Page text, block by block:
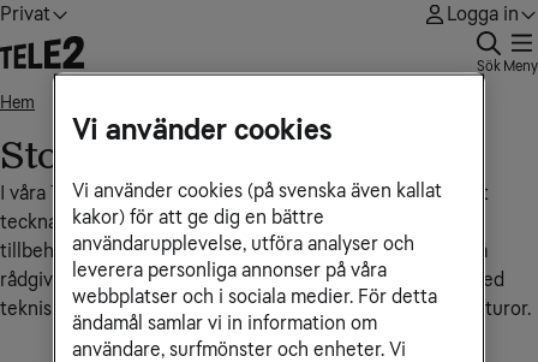
Privat Logga in
Sök Meny
Hem
Stockholm, Kungsgatan 35
I våra Tele2‑butiker får du personlig hjälp med allt från att
teckna eller ändra abonnemang till att köpa mobiler och
tillbehör samt bredbands- och tv-abonnemang. Du kan få
rådgivning om vilken lösning som passar dig bäst, hjälp med
tekniska inställningar, nummerflytt eller support kring fakturor.
Vi använder cookies
Vi använder cookies (på svenska även kallat
kakor) för att ge dig en bättre
användarupplevelse, utföra analyser och
leverera personliga annonser på våra
webbplatser och i sociala medier. För detta
ändamål samlar vi in information om
användare, surfmönster och enheter. Vi